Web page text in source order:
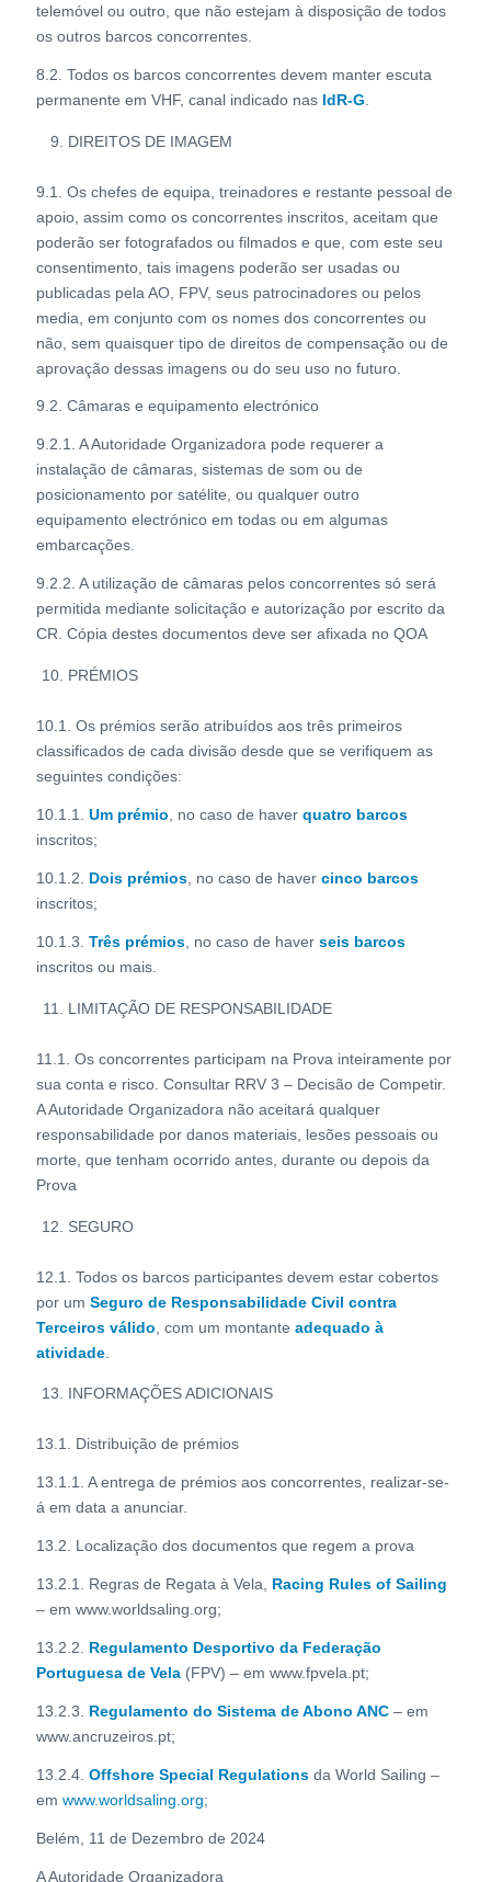
telemóvel ou outro, que não estejam à disposição de todos
os outros barcos concorrentes.
8.2. Todos os barcos concorrentes devem manter escuta
permanente em VHF, canal indicado nas IdR-G
DIREITOS DE IMAGEM
9.1. Os chefes de equipa, treinadores e restante pessoal de
apoio, assim como os concorrentes inscritos, aceitam que
poderão ser fotografados ou filmados e que, com este seu
consentimento, tais imagens poderão ser usadas ou
publicadas pela AO, FPV, seus patrocinadores ou pelos
media, em conjunto com os nomes dos concorrentes ou
não, sem quaisquer tipo de direitos de compensação ou de
aprovação dessas imagens ou do seu uso no futuro.
9.2. Câmaras e equipamento electrónico
9.2.1. A Autoridade Organizadora pode requerer a
instalação de câmaras, sistemas de som ou de
posicionamento por satélite, ou qualquer outro
equipamento electrónico em todas ou em algumas
embarcações.
9.2.2. A utilização de câmaras pelos concorrentes só será
permitida mediante solicitação e autorização por escrito da
CR. Cópia destes documentos deve ser afixada no QOA
PRÉMIOS
10.1. Os prémios serão atribuídos aos três primeiros
classificados de cada divisão desde que se verifiquem as
seguintes condições:
10.1.1. Um prémio , no caso de haver quatro barcos
inscritos;
10.1.2. Dois prémios, no caso de haver cinco barcos
inscritos;
10.1.3. Três prémios, no caso de haver seis barcos
inscritos ou mais.
LIMITAÇÃO DE RESPONSABILIDADE
11.1. Os concorrentes participam na Prova inteiramente por
sua conta e risco. Consultar RRV 3 – Decisão de Competir.
A Autoridade Organizadora não aceitará qualquer
responsabilidade por danos materiais, lesões pessoais ou
morte, que tenham ocorrido antes, durante ou depois da
Prova
SEGURO
12.1. Todos os barcos participantes devem estar cobertos
por um Seguro de Responsabilidade Civil contra
Terceiros válido , com um montante adequado à
atividade.
INFORMAÇÕES ADICIONAIS
13.1. Distribuição de prémios
13.1.1. A entrega de prémios aos concorrentes, realizar-se-
á em data a anunciar.
13.2. Localização dos documentos que regem a prova
13.2.1. Regras de Regata à Vela, Racing Rules of Sailing
– em www.worldsaling.org;
13.2.2. Regulamento Desportivo da Federação
Portuguesa de Vela (FPV) – em www.fpvela.pt;
13.2.3. Regulamento do Sistema de Abono ANC – em
www.ancruzeiros.pt;
13.2.4. Offshore Special Regulations da World Sailing –
em www.worldsaling.org;
Belém, 11 de Dezembro de 2024
A Autoridade Organizadora